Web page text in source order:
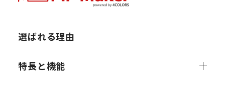
選ばれる理由
特長と機能